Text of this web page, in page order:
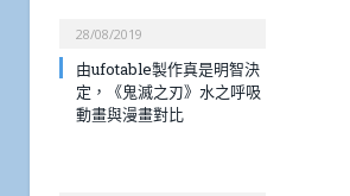
28/08/2019
由ufotable製作真是明智決
定，《鬼滅之刃》水之呼吸
動畫與漫畫對比